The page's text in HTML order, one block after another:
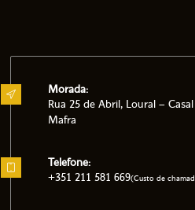
Morada:
Rua 25 de Abril, Loural –
Mafra
Telefone:
+351 211 581 669(Custo de